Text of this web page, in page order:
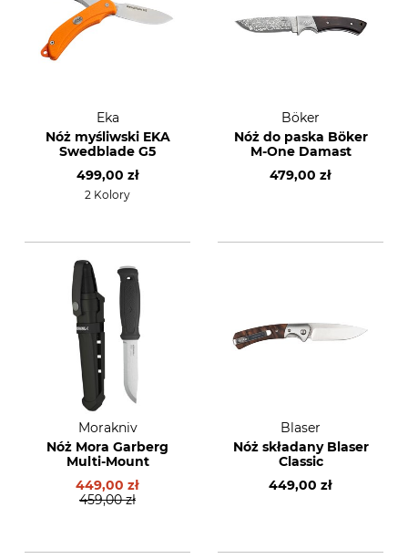
Eka
Nóż myśliwski EKA
Swedblade G5
499,00 zł
2 Kolory
Böker
Nóż do paska Böker
M-One Damast
479,00 zł
Morakniv
Nóż Mora Garberg
Multi-Mount
449,00 zł
459,00 zł
Blaser
Nóż składany Blaser
Classic
449,00 zł